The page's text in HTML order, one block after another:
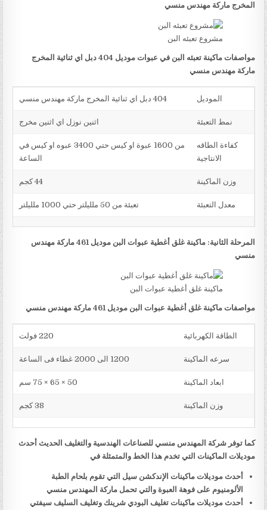
المخرج ماركة مهندس منسي
مشروع تعبئه البن
مواصفات ماكينة تعبئه البن في عبوات موديل 404 دبل اي ثنائية المخرج
ماركة مهندس منسي
الموديل 404 دبل اي ثنائية المخرج ماركة مهندس منسي
نمط التعبئة اثنين نوزل اي اثنين مخرج
كفاءة الطاقه
الانتاجية
من 1600 عبوة او كيس حتي 3400 عبوه او كيس في
الساعة
وزن الماكينة 44 كجم
معدل التعبئة تعبئة من 50 ملليلتر حتي 1000 ملليلتر
المرحلة الثانية: ماكينة غلق أغطية عبوات البن موديل 461 ماركة مهندس
منسي
ماكينة غلق أغطية عبوات البن
مواصفات ماكينة غلق أغطية عبوات البن موديل 461 ماركة مهندس منسي
الطاقة الكهربائية 220 فولت
سرعه الماكينة 1200 الى 2000 غطاء فى الساعة
ابعاد الماكينة 50 × 65 × 75 سم
وزن الماكينة 38 كجم
كما توفر شركة المهندس منسي للصناعات الهندسية والتغليف الحديث أحدث
موديلات الماكينات التي تخدم هذا الخط والمتمثلة في
أحدث موديلات ماكينات الإندكشن سيل التي تقوم بلحام الطبة
الألومنيوم على فوهة العبوة والتي تحمل ماركة المهندس منسي
أحدث موديلات ماكينات تغليف البودي شرينك وتغليف السليف سيفتي